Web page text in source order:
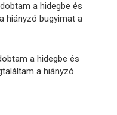
a hidegbe és
hiányzó bugyimat a
a hidegbe és
a hiányzó